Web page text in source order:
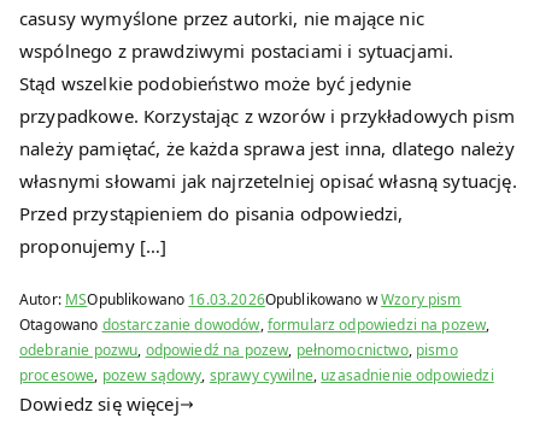
casusy wymyślone przez autorki, nie mające nic
wspólnego z prawdziwymi postaciami i sytuacjami.
Stąd wszelkie podobieństwo może być jedynie
przypadkowe. Korzystając z wzorów i przykładowych pism
należy pamiętać, że każda sprawa jest inna, dlatego należy
własnymi słowami jak najrzetelniej opisać własną sytuację.
Przed przystąpieniem do pisania odpowiedzi,
proponujemy […]
Autor: MSOpublikowano 16.03.2026Opublikowano wWzory pism
Otagowano dostarczanie dowodów,formularz odpowiedzi na pozew,
odebranie pozwu, odpowiedź na pozew, pełnomocnictwo, pismo
procesowe, pozew sądowy, sprawy cywilne, uzasadnienie odpowiedzi
Dowiedz się więcej